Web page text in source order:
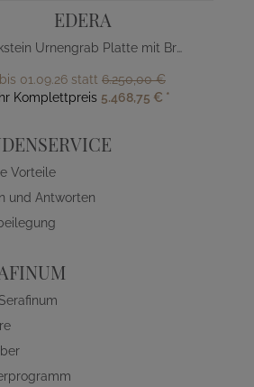
EDERA
Kalkstein Urnengrab Platte mit Bronze Kreuz
bis 01.09.26 statt 6.250,00 €
Ihr Komplettpreis 5.468,75 € *
Vorteile
und Antworten